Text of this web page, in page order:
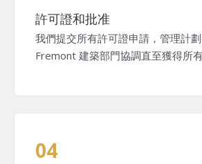
許可證和批准
我們提交所有許可證申請，管理計
Fremont 建築部門協調直至獲得所有
04